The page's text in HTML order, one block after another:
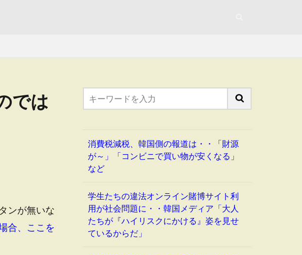
では
ンが無いな
合、ここを
消費税減税、韓国側の報道は・・「財源
が～」「コンビニで買い物が安くなる」
など
学生たちの違法オンライン賭博サイト利
用が社会問題に・・韓国メディア「大人
たちが『ハイリスクにかける』姿を見せ
ているからだ」